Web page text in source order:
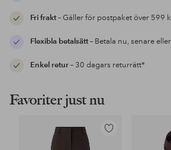
Fri frakt– Gäller för postpaket över 599
Flexibla betalsätt– Betala nu, senare
Enkel retur– 30 dagars returrätt*
Favoriter just nu
Lägg